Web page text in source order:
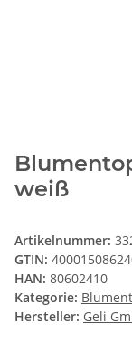
weiß
Artikelnummer:
GTIN:
HAN: 80602410
Kategorie:
Hersteller: Geli